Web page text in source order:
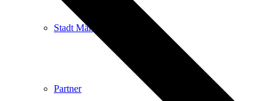
Stadt Mängelmelder
Partner